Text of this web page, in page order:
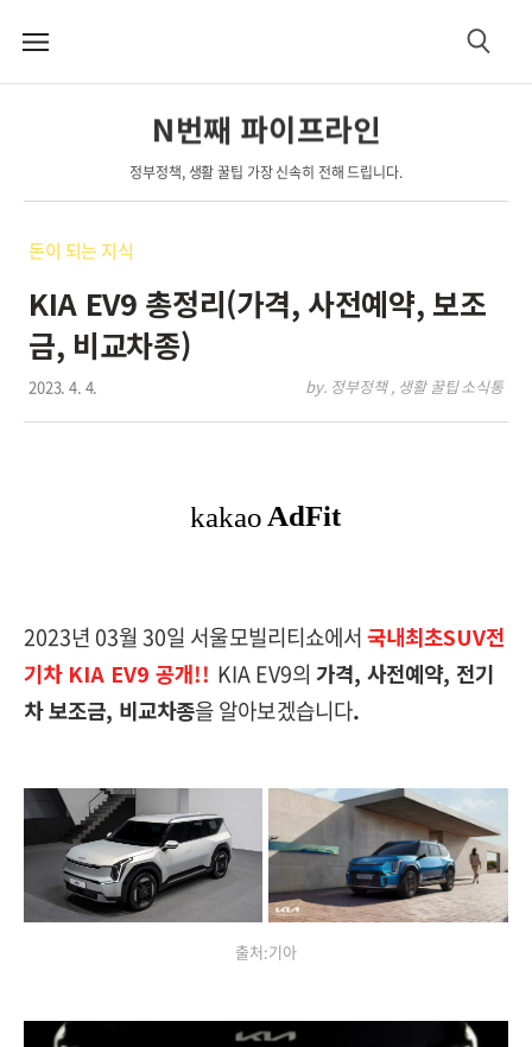
메
검
N번째 파이프라인
정부정책, 생활 꿀팁 가장 신속히 전해 드립니다.
돈이 되는 지식
KIA EV9 총정리(가격, 사전예약, 보조
금, 비교차종)
2023. 4. 4. by. 정부정책 , 생활 꿀팁 소식통
2023년 03월 30일 서울모빌리티쇼에서국내최초SUV전
기차 KIA EV9 공개!! KIA EV9의 가격, 사전예약, 전기
차 보조금, 비교차종을 알아보겠습니다.
출처:기아